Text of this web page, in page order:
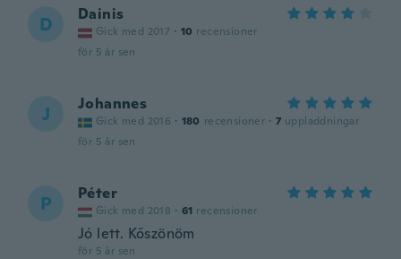
D Dainis
Gick med 2017 · 10 recensioner
för 5 år sen
J Johannes
Gick med 2016 · 180 recensioner · 7 uppladdningar
för 5 år sen
P Péter
Gick med 2018 · 61 recensioner
Jó lett. Kőszönöm
för 5 år sen